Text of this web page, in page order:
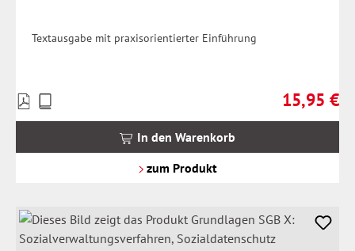
Textausgabe mit praxisorientierter Einführung
Regulärer
15,95 €
Preise
inkl.
In den Warenkorb
zum Produkt